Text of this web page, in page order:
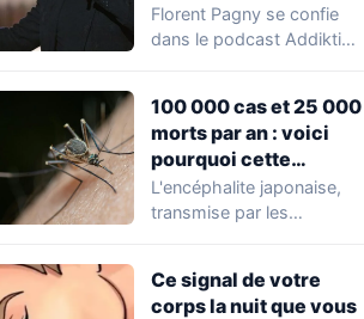
tomber »
Florent Pagny se confie
dans le podcast Addiktion
100 000 cas et 25 000
morts par an : voici
pourquoi cette
maladie des
moustiques inquiète
L'encéphalite japonaise,
transmise par les
en Asie.…
Ce signal de votre
corps la nuit que vous